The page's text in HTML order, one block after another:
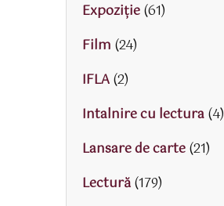
Expoziție(61)
Film (24)
IFLA(2)
Intalnire cu lectura(4)
Lansare de carte(21)
Lectură(179)